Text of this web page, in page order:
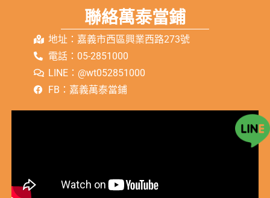
聯絡萬泰當鋪
地址：嘉義市西區興業西路273號
電話：05-2851000
LINE：@wt052851000
FB：嘉義萬泰當鋪